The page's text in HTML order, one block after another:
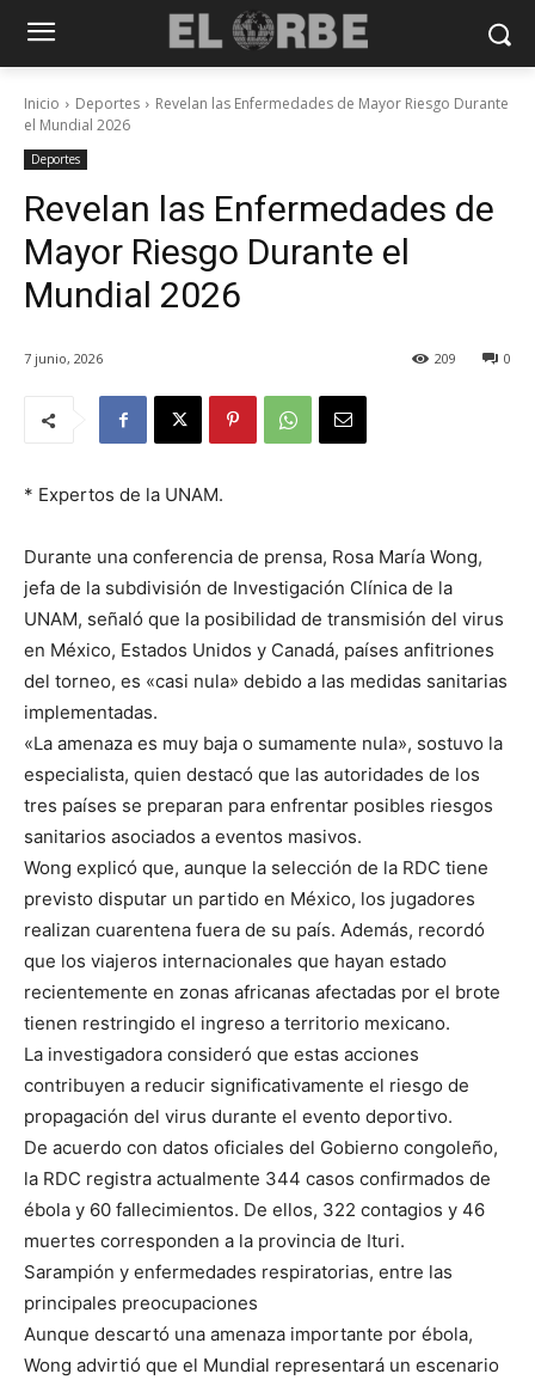
Inicio Deportes
Revelan las Enfermedades de Mayor Riesgo Durante
el Mundial 2026
Deportes
Revelan las Enfermedades de
Mayor Riesgo Durante el
Mundial 2026
7 junio, 2026 0
209
* Expertos de la UNAM.
Durante una conferencia de prensa, Rosa María Wong,
jefa de la subdivisión de Investigación Clínica de la
UNAM, señaló que la posibilidad de transmisión del virus
en México, Estados Unidos y Canadá, países anfitriones
del torneo, es «casi nula» debido a las medidas sanitarias
implementadas.
«La amenaza es muy baja o sumamente nula», sostuvo la
especialista, quien destacó que las autoridades de los
tres países se preparan para enfrentar posibles riesgos
sanitarios asociados a eventos masivos.
Wong explicó que, aunque la selección de la RDC tiene
previsto disputar un partido en México, los jugadores
realizan cuarentena fuera de su país. Además, recordó
que los viajeros internacionales que hayan estado
recientemente en zonas africanas afectadas por el brote
tienen restringido el ingreso a territorio mexicano.
La investigadora consideró que estas acciones
contribuyen a reducir significativamente el riesgo de
propagación del virus durante el evento deportivo.
De acuerdo con datos oficiales del Gobierno congoleño,
la RDC registra actualmente 344 casos confirmados de
ébola y 60 fallecimientos. De ellos, 322 contagios y 46
muertes corresponden a la provincia de Ituri.
Sarampión y enfermedades respiratorias, entre las
principales preocupaciones
Aunque descartó una amenaza importante por ébola,
Wong advirtió que el Mundial representará un escenario